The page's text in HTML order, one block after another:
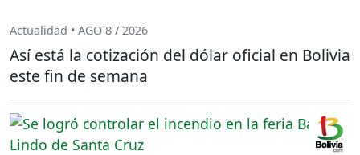
Actualidad • AGO 8 / 2026
Así está la cotización del dólar oficial en Bolivia
este fin de semana